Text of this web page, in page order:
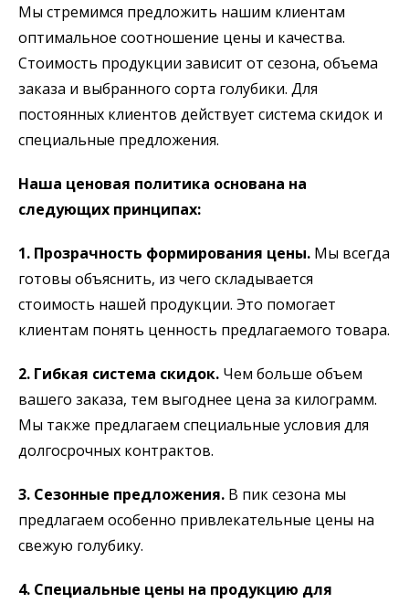
Мы стремимся предложить нашим клиентам
оптимальное соотношение цены и качества.
Стоимость продукции зависит от сезона, объема
заказа и выбранного сорта голубики. Для
постоянных клиентов действует система скидок и
специальные предложения.
Наша ценовая политика основана на
следующих принципах:
1. Прозрачность формирования цены. Мы всегда
готовы объяснить, из чего складывается
стоимость нашей продукции. Это помогает
клиентам понять ценность предлагаемого товара.
2. Гибкая система скидок. Чем больше объем
вашего заказа, тем выгоднее цена за килограмм.
Мы также предлагаем специальные условия для
долгосрочных контрактов.
3. Сезонные предложения. В пик сезона мы
предлагаем особенно привлекательные цены на
свежую голубику.
4. Специальные цены на продукцию для